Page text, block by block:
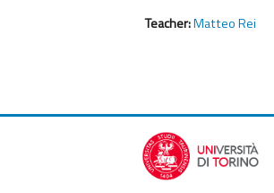
Teacher:Matteo Rei